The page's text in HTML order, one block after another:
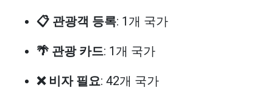
📋 관광객 등록: 1개 국가
🌴 관광 카드: 1개 국가
❌ 비자 필요: 42개 국가